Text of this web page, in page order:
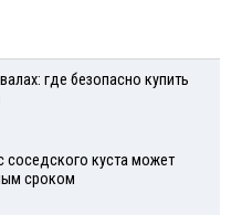
где безопасно купить
соседского куста может
сроком